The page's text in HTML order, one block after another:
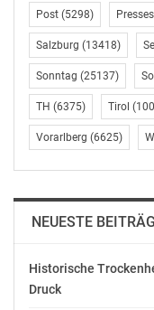
BAfEP Zams) und
Mandaten.
Auch in Vorarlberg
BWS Bezau) ein
sich auch die
Jennifer Uzodike,
der Covid-19
und Weise für die
Post (5298)
Salzburg (13418)
Sonntag (25137)
TH (6375) Tirol
Vorarlberg (6625)
NEUESTE
Historische
Druck